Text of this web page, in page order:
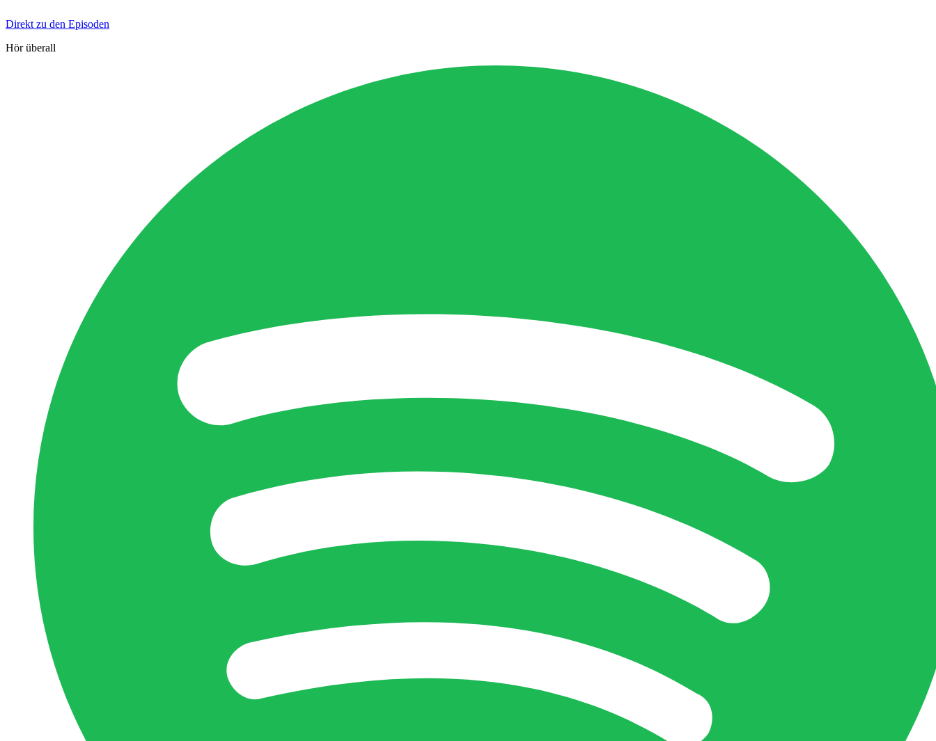
Direkt zu den Episoden
Hör überall